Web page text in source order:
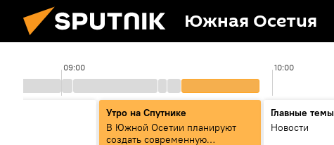
Южная Осетия
09:00 10:00
Утро на Спутнике
В Южной Осетии планируют
создать современную
Главные темы
Новости